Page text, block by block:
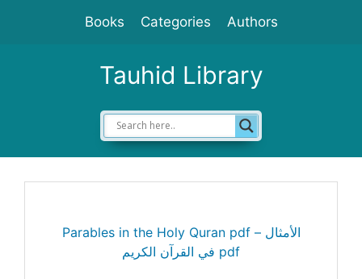
Books Categories Authors
Tauhid Library
Parables in the Holy Quran pdf – الأمثال
في القرآن الكريم pdf